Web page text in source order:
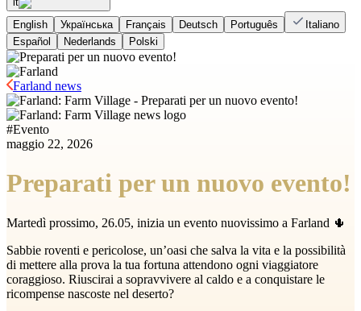
English
Українська Français Deutsch Português
Italiano
Español
Nederlands Polski
Farland news
#Evento
maggio 22, 2026
Preparati per un nuovo evento!
Martedì prossimo, 26.05, inizia un evento nuovissimo a Farland 🌵
Sabbie roventi e pericolose, un’oasi che salva la vita e la possibilità
di mettere alla prova la tua fortuna attendono ogni viaggiatore
coraggioso. Riuscirai a sopravvivere al caldo e a conquistare le
ricompense nascoste nel deserto?